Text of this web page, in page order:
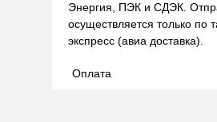
Энергия, ПЭК и СДЭК.
осуществляется только по
экспресс (авиа доставка).
Оплата